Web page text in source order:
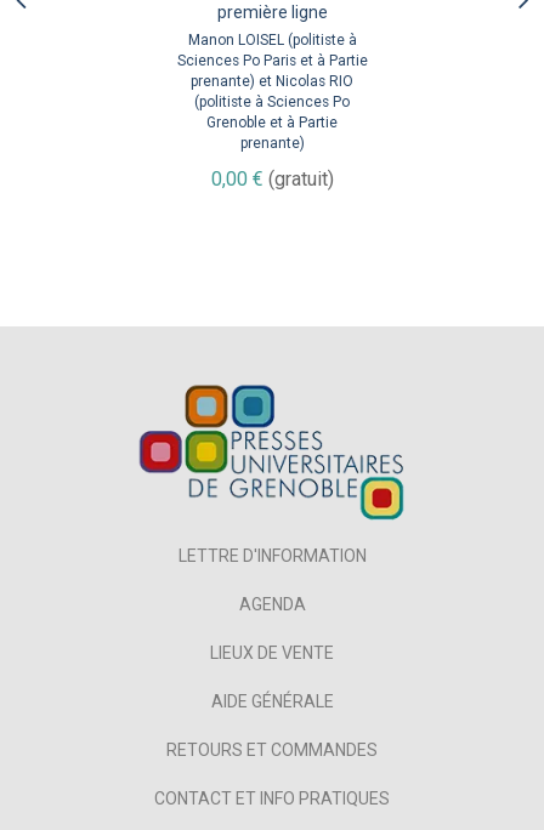
première ligne
Manon LOISEL (politiste à
Sciences Po Paris et à Partie
prenante) et Nicolas RIO
(politiste à Sciences Po
Grenoble et à Partie
prenante)
0,00 € (gratuit)
LETTRE D'INFORMATION
AGENDA
LIEUX DE VENTE
AIDE GÉNÉRALE
RETOURS ET COMMANDES
CONTACT ET INFO PRATIQUES